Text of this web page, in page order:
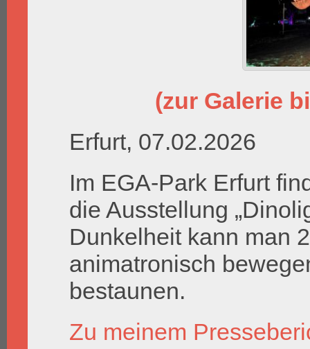
(zur Galerie
Erfurt, 07.02.2026
Im EGA-Park Erfurt
die Ausstellung
Dunkelheit kann man
animatronisch
bestaunen.
Zu meinem